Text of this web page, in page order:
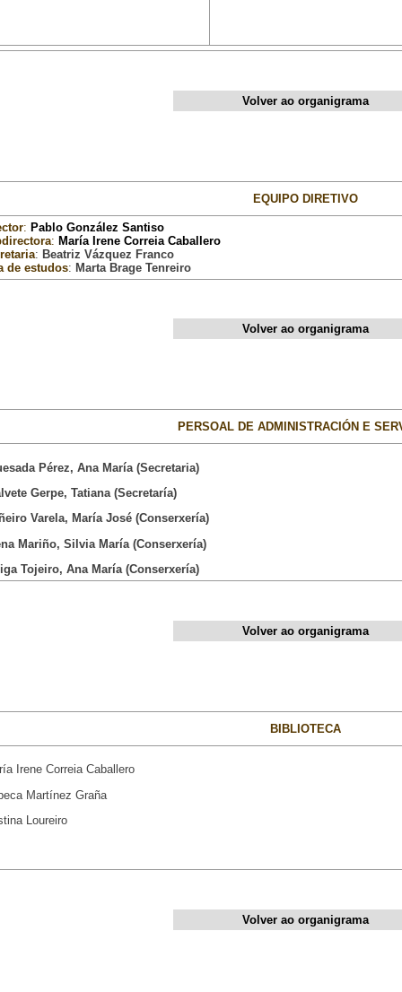
Volver ao organigrama
EQUIPO DIRETIVO
: Pablo González Santiso
: María Irene Correia Caballero
: Beatriz Vázquez Franco
de estudos: Marta Brage Tenreiro
Volver ao organigrama
PERSOAL DE ADMINISTRACIÓN E
Pérez, Ana María (Secretaria)
Gerpe, Tatiana (Secretaría)
Varela, María José (Conserxería)
Mariño, Silvia María (Conserxería)
Tojeiro, Ana María (Conserxería)
Volver ao organigrama
BIBLIOTECA
Irene Correia Caballero
Martínez Graña
Loureiro
Volver ao organigrama